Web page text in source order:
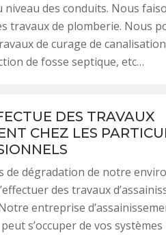
des conduits. Nous
travaux de plomberie. Nous
de curage de
de fosse septique, etc…
DES TRAVAUX
CHEZ LES
de dégradation de notre
des travaux
entreprise
s’occuper de vos systèmes